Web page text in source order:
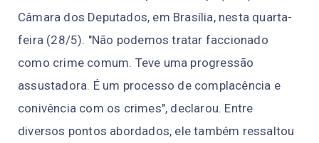
Câmara dos Deputados, em Brasília, nesta quarta-
feira (28/5). "Não podemos tratar faccionado
como crime comum. Teve uma progressão
assustadora. É um processo de complacência e
conivência com os crimes", declarou. Entre
diversos pontos abordados, ele também ressaltou